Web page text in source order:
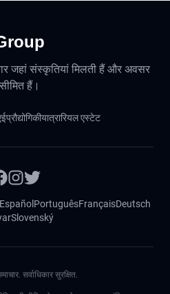
जहां संस्कृतियां मिलती हैं और अवसर
हैं।
प्रौद्योगिकीयात्रारियल एस्टेट
Español PortuguêsFrançaisDeutsch
Slovenský
सर्वाधिकार सुरक्षित.